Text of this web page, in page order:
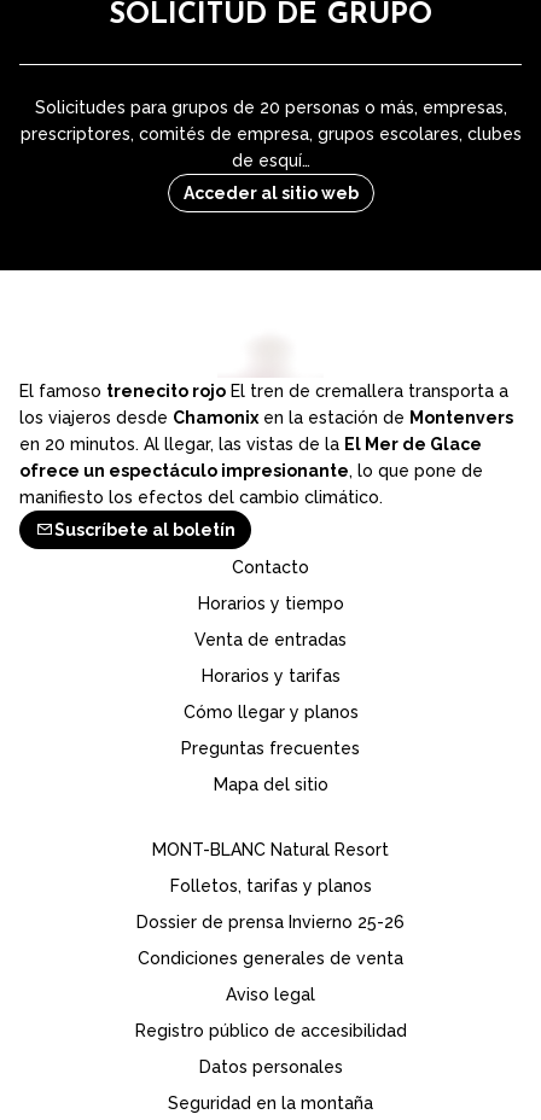
SOLICITUD DE GRUPO
Solicitudes para grupos de 20 personas o más, empresas,
prescriptores, comités de empresa, grupos escolares, clubes
de esquí…
Acceder al sitio web
El famoso trenecito rojo El tren de cremallera transporta a
los viajeros desde Chamonix en la estación de Montenvers
en 20 minutos. Al llegar, las vistas de la El Mer de Glace
ofrece un espectáculo impresionante, lo que pone de
manifiesto los efectos del cambio climático.
Suscríbete al boletín
Contacto
Horarios y tiempo
Venta de entradas
Horarios y tarifas
Cómo llegar y planos
Preguntas frecuentes
Mapa del sitio
MONT-BLANC Natural Resort
Folletos, tarifas y planos
Dossier de prensa Invierno 25-26
Condiciones generales de venta
Aviso legal
Registro público de accesibilidad
Datos personales
Seguridad en la montaña